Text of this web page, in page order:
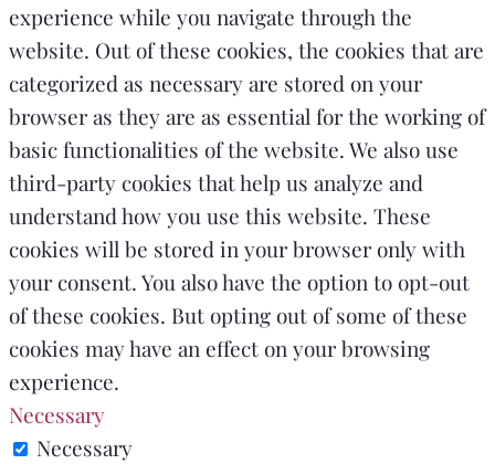
experience while you navigate through the
website. Out of these cookies, the cookies that are
categorized as necessary are stored on your
browser as they are as essential for the working of
basic functionalities of the website. We also use
third-party cookies that help us analyze and
understand how you use this website. These
cookies will be stored in your browser only with
your consent. You also have the option to opt-out
of these cookies. But opting out of some of these
cookies may have an effect on your browsing
experience.
Necessary
Necessary